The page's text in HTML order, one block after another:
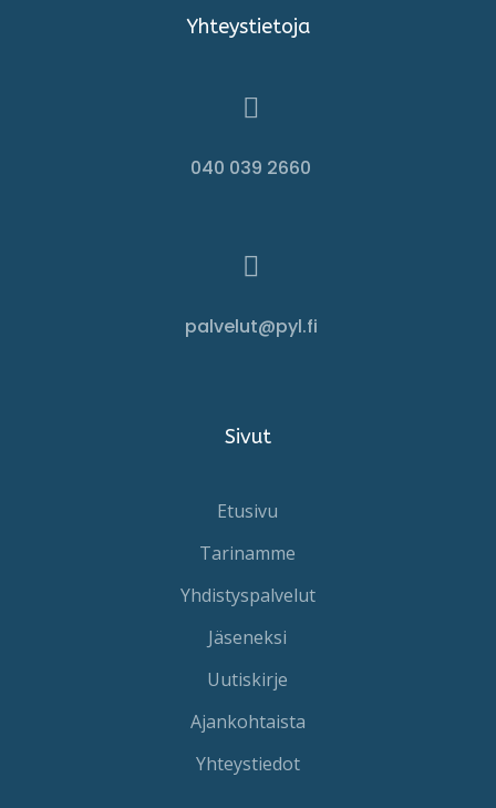
Yhteystietoja

040 039 2660

palvelut@pyl.fi
Sivut
Etusivu
Tarinamme
Yhdistyspalvelut
Jäseneksi
Uutiskirje
Ajankohtaista
Yhteystiedot